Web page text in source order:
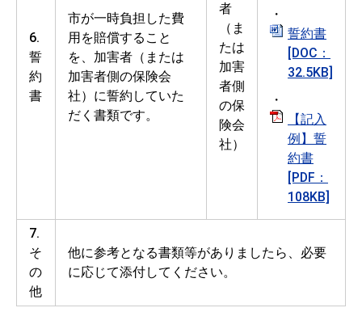
6.
誓
約
書
市が一時負担した費
用を賠償すること
を、加害者（または
加害者側の保険会
社）に誓約していた
だく書類です。
者
（ま
たは
加害
者側
の保
険会
社）
・
誓約書
[DOC：
32.5KB]
・
【記入
例】誓
約書
[PDF：
108KB]
7.
そ
の
他
他に参考となる書類等がありましたら、必要
に応じて添付してください。